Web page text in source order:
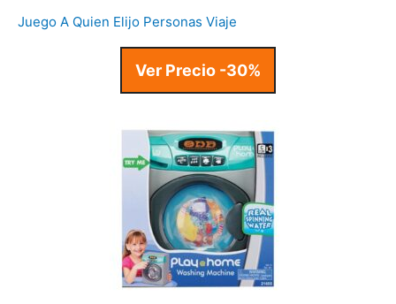
Juego A Quien Elijo Personas Viaje
Ver Precio -30%